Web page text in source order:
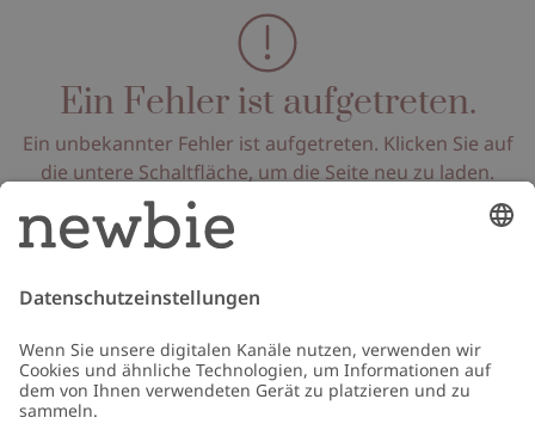
Ein Fehler ist aufgetreten.
Ein unbekannter Fehler ist aufgetreten. Klicken Sie auf
die untere Schaltfläche, um die Seite neu zu laden.
Seite neu laden